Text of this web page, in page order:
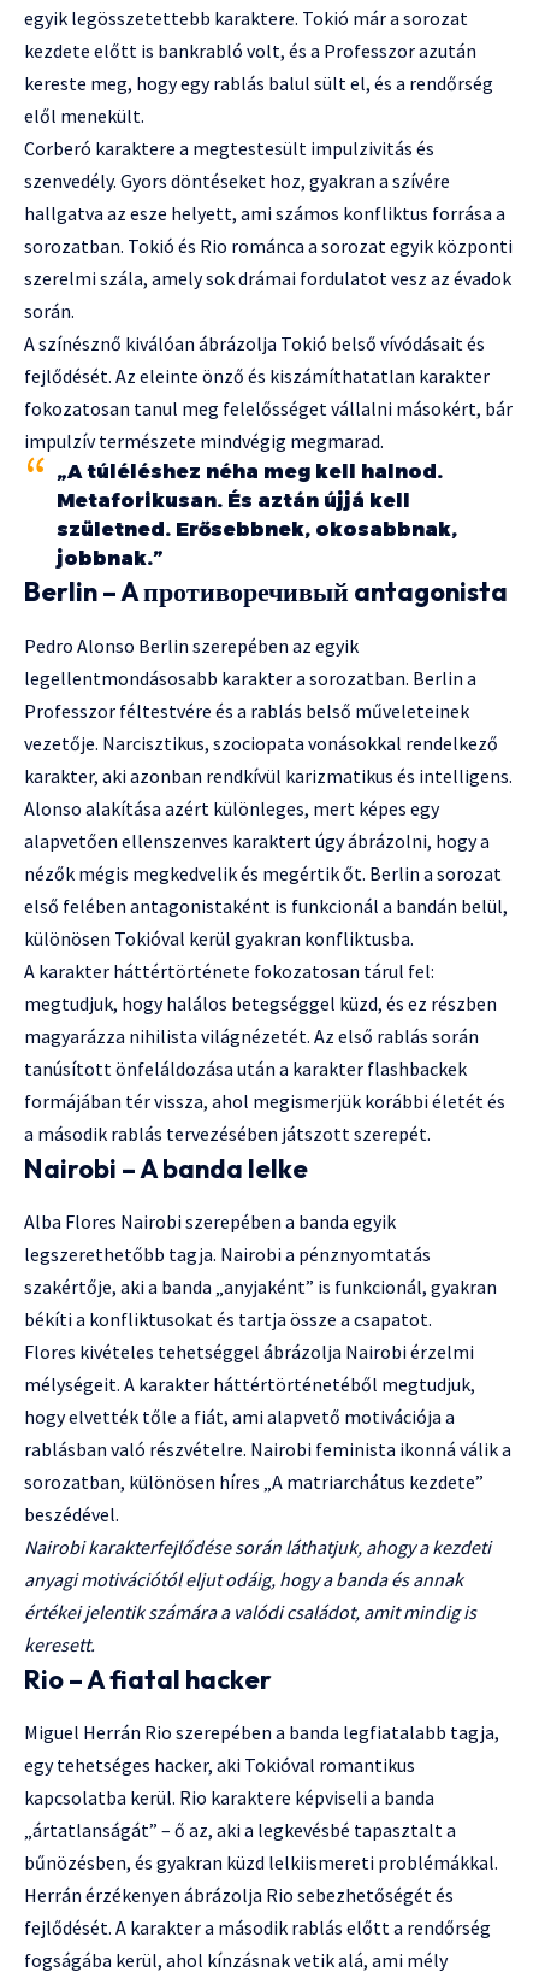
egyik legösszetettebb karaktere. Tokió már a sorozat
kezdete előtt is bankrabló volt, és a Professzor azután
kereste meg, hogy egy rablás balul sült el, és a rendőrség
elől menekült.
Corberó karaktere a megtestesült impulzivitás és
szenvedély. Gyors döntéseket hoz, gyakran a szívére
hallgatva az esze helyett, ami számos konfliktus forrása a
sorozatban. Tokió és Rio románca a sorozat egyik központi
szerelmi szála, amely sok drámai fordulatot vesz az évadok
során.
A színésznő kiválóan ábrázolja Tokió belső vívódásait és
fejlődését. Az eleinte önző és kiszámíthatatlan karakter
fokozatosan tanul meg felelősséget vállalni másokért, bár
impulzív természete mindvégig megmarad.
„A túléléshez néha meg kell halnod.
Metaforikusan. És aztán újjá kell
születned. Erősebbnek, okosabbnak,
jobbnak.”
Berlin – A противоречивый antagonista
Pedro Alonso Berlin szerepében az egyik
legellentmondásosabb karakter a sorozatban. Berlin a
Professzor féltestvére és a rablás belső műveleteinek
vezetője. Narcisztikus, szociopata vonásokkal rendelkező
karakter, aki azonban rendkívül karizmatikus és intelligens.
Alonso alakítása azért különleges, mert képes egy
alapvetően ellenszenves karaktert úgy ábrázolni, hogy a
nézők mégis megkedvelik és megértik őt. Berlin a sorozat
első felében antagonistaként is funkcionál a bandán belül,
különösen Tokióval kerül gyakran konfliktusba.
A karakter háttértörténete fokozatosan tárul fel:
megtudjuk, hogy halálos betegséggel küzd, és ez részben
magyarázza nihilista világnézetét. Az első rablás során
tanúsított önfeláldozása után a karakter flashbackek
formájában tér vissza, ahol megismerjük korábbi életét és
a második rablás tervezésében játszott szerepét.
Nairobi – A banda lelke
Alba Flores Nairobi szerepében a banda egyik
legszerethetőbb tagja. Nairobi a pénznyomtatás
szakértője, aki a banda „anyjaként” is funkcionál, gyakran
békíti a konfliktusokat és tartja össze a csapatot.
Flores kivételes tehetséggel ábrázolja Nairobi érzelmi
mélységeit. A karakter háttértörténetéből megtudjuk,
hogy elvették tőle a fiát, ami alapvető motivációja a
rablásban való részvételre. Nairobi feminista ikonná válik a
sorozatban, különösen híres „A matriarchátus kezdete”
beszédével.
Nairobi karakterfejlődése során láthatjuk, ahogy a kezdeti
anyagi motivációtól eljut odáig, hogy a banda és annak
értékei jelentik számára a valódi családot, amit mindig is
keresett.
Rio – A fiatal hacker
Miguel Herrán Rio szerepében a banda legfiatalabb tagja,
egy tehetséges hacker, aki Tokióval romantikus
kapcsolatba kerül. Rio karaktere képviseli a banda
„ártatlanságát” – ő az, aki a legkevésbé tapasztalt a
bűnözésben, és gyakran küzd lelkiismereti problémákkal.
Herrán érzékenyen ábrázolja Rio sebezhetőségét és
fejlődését. A karakter a második rablás előtt a rendőrség
fogságába kerül, ahol kínzásnak vetik alá, ami mély